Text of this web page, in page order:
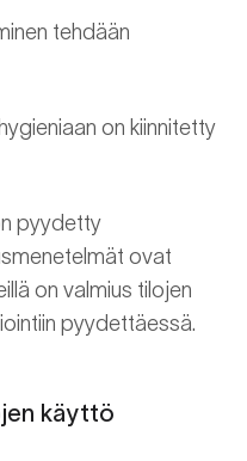
tehdään
on kiinnitetty
pyydetty
ovat
on valmius tilojen
pyydettäessä.
käyttö